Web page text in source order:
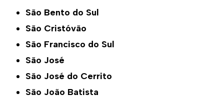
São Bento do Sul
São Cristóvão
São Francisco do Sul
São José
São José do Cerrito
São João Batista